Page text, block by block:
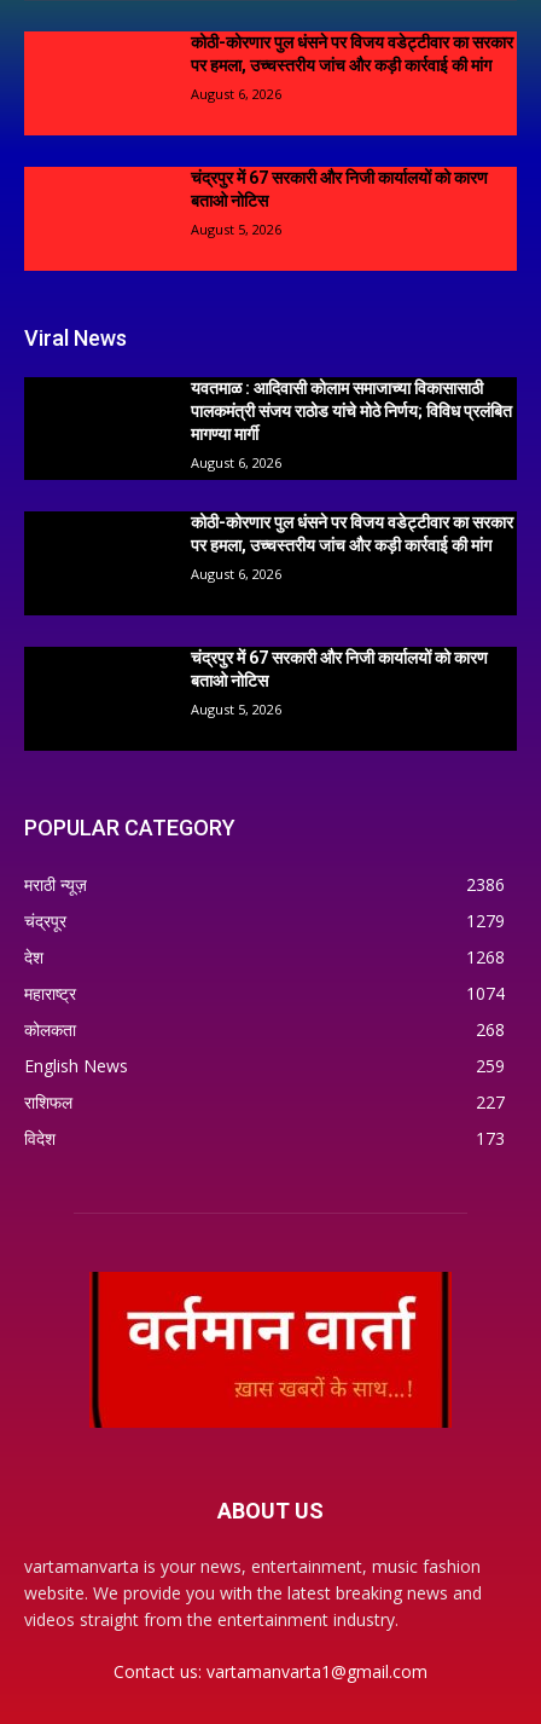
कोठी-कोरणार पुल धंसने पर विजय वडेट्टीवार का सरकार
पर हमला, उच्चस्तरीय जांच और कड़ी कार्रवाई की मांग
August 6, 2026
चंद्रपुर में 67 सरकारी और निजी कार्यालयों को कारण
बताओ नोटिस
August 5, 2026
Viral News
यवतमाळ : आदिवासी कोलाम समाजाच्या विकासासाठी
पालकमंत्री संजय राठोड यांचे मोठे निर्णय; विविध प्रलंबित
मागण्या मार्गी
August 6, 2026
कोठी-कोरणार पुल धंसने पर विजय वडेट्टीवार का सरकार
पर हमला, उच्चस्तरीय जांच और कड़ी कार्रवाई की मांग
August 6, 2026
चंद्रपुर में 67 सरकारी और निजी कार्यालयों को कारण
बताओ नोटिस
August 5, 2026
POPULAR CATEGORY
मराठी न्यूज़
2386
चंद्रपूर
1279
देश
1268
महाराष्ट्र
1074
कोलकता
268
English News
259
राशिफल
227
विदेश
173
ABOUT US
vartamanvarta is your news, entertainment, music fashion
website. We provide you with the latest breaking news and
videos straight from the entertainment industry.
Contact us: vartamanvarta1@gmail.com